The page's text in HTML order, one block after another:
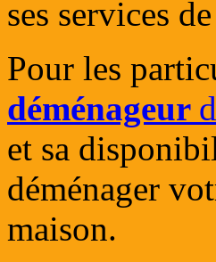
ses services de
Pour les
déménageur
et sa
déménager
maison.